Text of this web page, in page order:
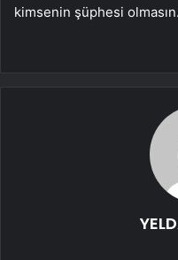
kimsenin şüphesi